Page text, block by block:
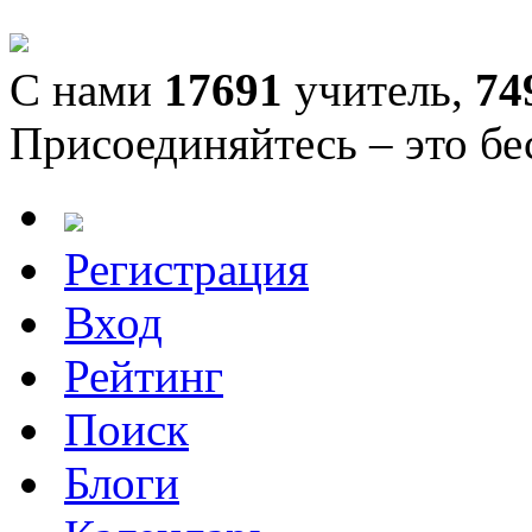
С нами 17691 учитель,
Присоединяйтесь – это
Регистрация
Вход
Рейтинг
Поиск
Блоги